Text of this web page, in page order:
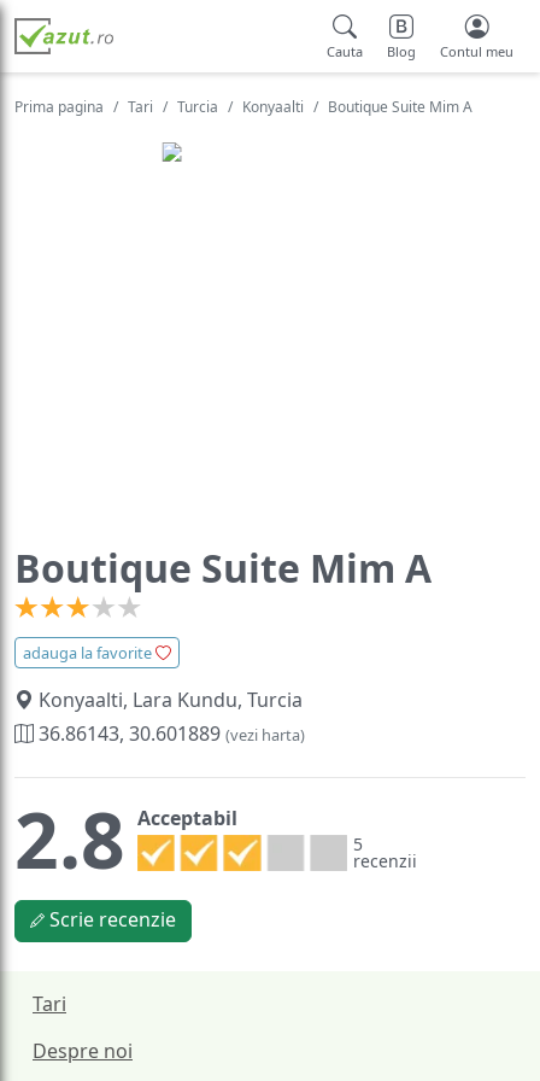
Cauta Blog Contul meu
Prima pagina Tari Turcia Konyaalti Boutique Suite Mim A
Boutique Suite Mim A
adauga la favorite
Konyaalti, Lara Kundu, Turcia
36.86143, 30.601889 (vezi harta)
2.8 Acceptabil
5
recenzii
Scrie recenzie
Tari
Despre noi